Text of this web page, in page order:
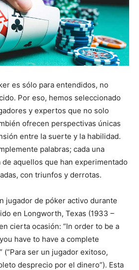
es sólo para entendidos, no
Por eso, hemos seleccionado
y expertos que no solo
ofrecen perspectivas únicas
entre la suerte y la habilidad.
palabras; cada una
aquellos que han experimentado
con triunfos y derrotas.
jugador de póker activo durante
en Longworth, Texas (1933 –
cierta ocasión: “In order to be a
have to have a complete
(“Para ser un jugador exitoso,
desprecio por el dinero”). Esta